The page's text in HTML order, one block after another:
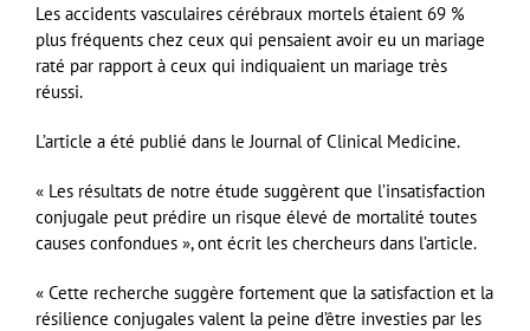
Les accidents vasculaires cérébraux mortels étaient 69 %
plus fréquents chez ceux qui pensaient avoir eu un mariage
raté par rapport à ceux qui indiquaient un mariage très
réussi.
L’article a été publié dans le Journal of Clinical Medicine.
« Les résultats de notre étude suggèrent que l’insatisfaction
conjugale peut prédire un risque élevé de mortalité toutes
causes confondues », ont écrit les chercheurs dans l’article.
« Cette recherche suggère fortement que la satisfaction et la
résilience conjugales valent la peine d’être investies par les